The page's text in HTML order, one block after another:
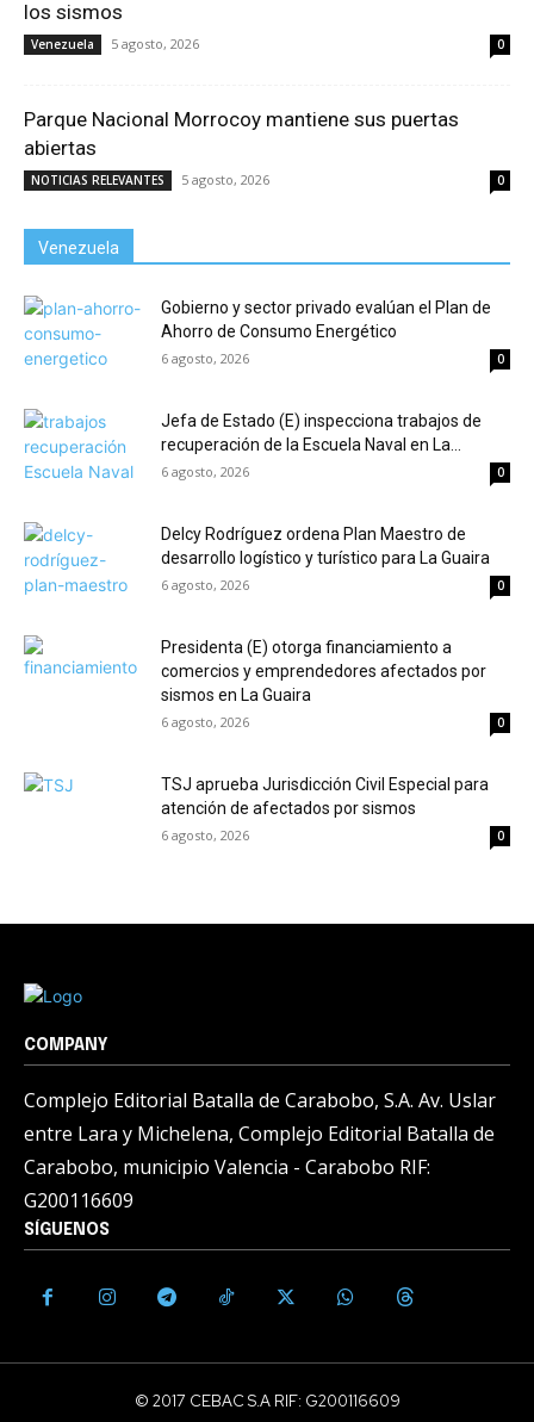
los sismos
Venezuela 5 agosto, 2026 0
Parque Nacional Morrocoy mantiene sus puertas
abiertas
NOTICIAS RELEVANTES 5 agosto, 2026 0
Venezuela
Gobierno y sector privado evalúan el Plan de
Ahorro de Consumo Energético
6 agosto, 2026 0
Jefa de Estado (E) inspecciona trabajos de
recuperación de la Escuela Naval en La...
6 agosto, 2026 0
Delcy Rodríguez ordena Plan Maestro de
desarrollo logístico y turístico para La Guaira
6 agosto, 2026 0
Presidenta (E) otorga financiamiento a
comercios y emprendedores afectados por
sismos en La Guaira
6 agosto, 2026 0
TSJ aprueba Jurisdicción Civil Especial para
atención de afectados por sismos
6 agosto, 2026 0
COMPANY
Complejo Editorial Batalla de Carabobo, S.A. Av. Uslar
entre Lara y Michelena, Complejo Editorial Batalla de
Carabobo, municipio Valencia - Carabobo RIF:
G200116609
SÍGUENOS
© 2017 CEBAC S.A RIF: G200116609